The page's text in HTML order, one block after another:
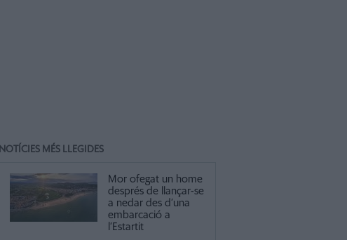
NOTÍCIES MÉS LLEGIDES
Mor ofegat un home
després de llançar-se
a nedar des d’una
embarcació a
l’Estartit